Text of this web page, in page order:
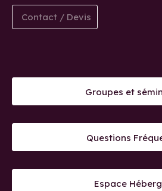
Contact / Devis
Groupes et
Questions
Espace